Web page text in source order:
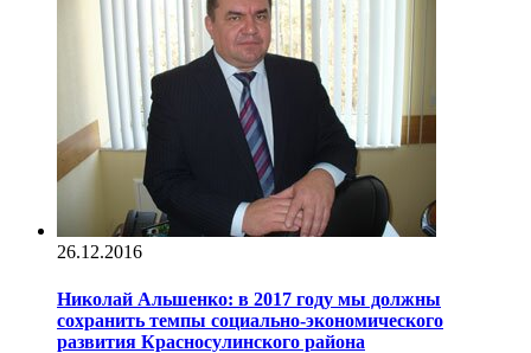
26.12.2016
Николай Альшенко: в 2017 году мы должны
сохранить темпы социально-экономического
развития Красносулинского района